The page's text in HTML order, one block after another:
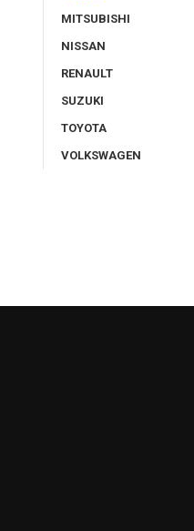
MITSUBISHI
NISSAN
RENAULT
SUZUKI
TOYOTA
VOLKSWAGEN